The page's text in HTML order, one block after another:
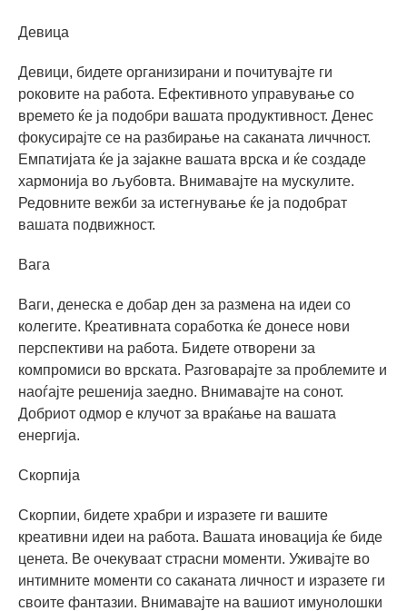
Девица
Девици, бидете организирани и почитувајте ги
роковите на работа. Ефективното управување со
времето ќе ја подобри вашата продуктивност. Денес
фокусирајте се на разбирање на саканата личчност.
Емпатијата ќе ја зајакне вашата врска и ќе создаде
хармонија во љубовта. Внимавајте на мускулите.
Редовните вежби за истегнување ќе ја подобрат
вашата подвижност.
Вага
Ваги, денеска е добар ден за размена на идеи со
колегите. Креативната соработка ќе донесе нови
перспективи на работа. Бидете отворени за
компромиси во врската. Разговарајте за проблемите и
наоѓајте решенија заедно. Внимавајте на сонот.
Добриот одмор е клучот за враќање на вашата
енергија.
Скорпија
Скорпии, бидете храбри и изразете ги вашите
креативни идеи на работа. Вашата иновација ќе биде
ценета. Ве очекуваат страсни моменти. Уживајте во
интимните моменти со саканата личност и изразете ги
своите фантазии. Внимавајте на вашиот имунолошки